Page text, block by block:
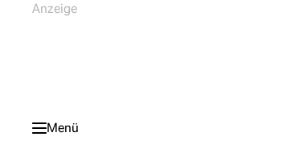
Menü